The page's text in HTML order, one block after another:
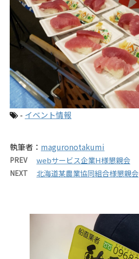
- イベント情報
執筆者： maguronotakumi
PREV webサービス企業H様懇親会
NEXT 北海道某農業協同組合様懇親会